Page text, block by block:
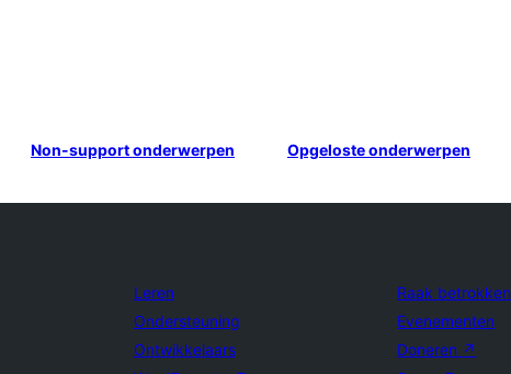
Non-support onderwerpen Opgeloste onderwerpen
Leren
Ondersteuning
Ontwikkelaars
Raak betrokken
Evenementen
Doneren ↗